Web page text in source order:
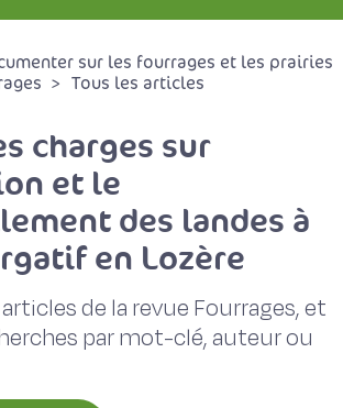
sur les fourrages et les prairies
Tous les articles
charges sur
et le
des landes à
en Lozère
de la revue Fourrages, et
par mot-clé, auteur ou